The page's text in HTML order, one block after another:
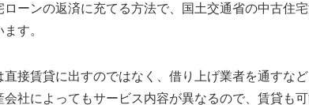
ローンの返済に充てる方法で、国土交通省の中古住
す。
直接賃貸に出すのではなく、借り上げ業者を通すな
会社によってもサービス内容が異なるので、賃貸も